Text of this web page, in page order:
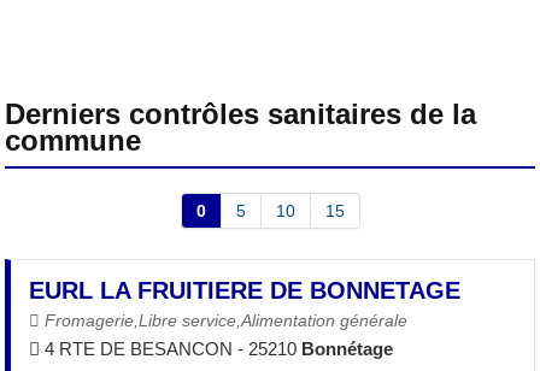
Derniers contrôles sanitaires de la
commune
0 5 10 15
EURL LA FRUITIERE DE BONNETAGE
Fromagerie,Libre service,Alimentation générale
4 RTE DE BESANCON - 25210 Bonnétage